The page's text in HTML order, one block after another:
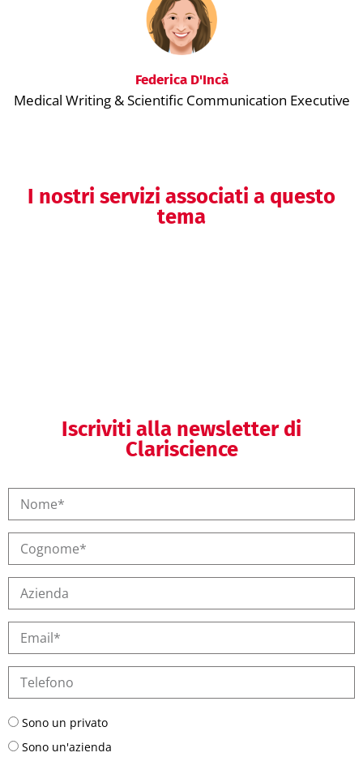
Federica D'Incà
Medical Writing & Scientific Communication Executive
I nostri servizi associati a questo
tema
Iscriviti alla newsletter di
Clariscience
Sono un privato
Sono un'azienda